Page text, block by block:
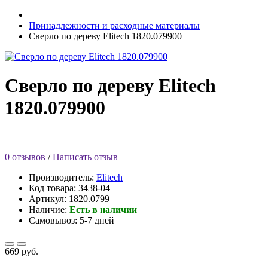
Принадлежности и расходные материалы
Сверло по дереву Elitech 1820.079900
Сверло по дереву Elitech
1820.079900
0 отзывов /Написать отзыв
Производитель: Elitech
Код товара: 3438-04
Артикул: 1820.0799
Наличие: Есть в наличии
Самовывоз: 5-7 дней
669 руб.